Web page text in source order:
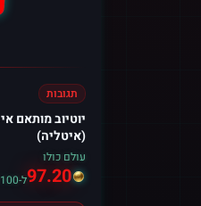
תגובות
(איטליה)
עולם כולו
97.20ל-100